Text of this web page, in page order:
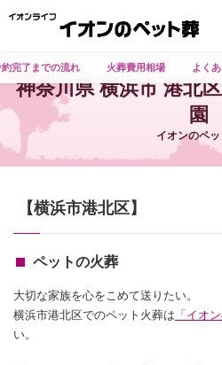
約完了までの流れ 火葬費用相場 よく
神奈川県 横浜市 港北
園
イオンのペ
【横浜市港北区】
ペットの火葬
大切な家族を心をこめて送りたい。
横浜市港北区でのペット火葬は 「イオ
い。